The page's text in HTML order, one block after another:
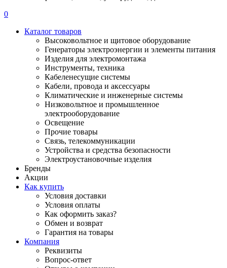
0
Каталог товаров
Высоковольтное и щитовое оборудование
Генераторы электроэнергии и элементы питания
Изделия для электромонтажа
Инструменты, техника
Кабеленесущие системы
Кабели, провода и аксессуары
Климатические и инженерные системы
Низковольтное и промышленное
электрооборудование
Освещение
Прочие товары
Связь, телекоммуникации
Устройства и средства безопасности
Электроустановочные изделия
Бренды
Акции
Как купить
Условия доставки
Условия оплаты
Как оформить заказ?
Обмен и возврат
Гарантия на товары
Компания
Реквизиты
Вопрос-ответ